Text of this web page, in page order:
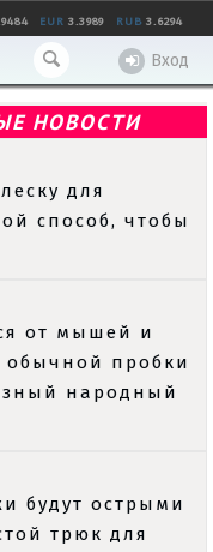
EUR 3.3989 RUB 3.6294
Вход
НОВОСТИ
для
способ, чтобы
от мышей и
пробки
народный
будут острыми
трюк для